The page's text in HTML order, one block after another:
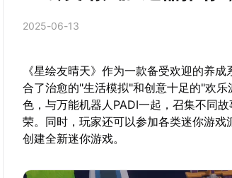
2025-06-13
《星绘友晴天》作为一款备受欢迎的养
合了治愈的"生活模拟"和创意十足的"欢
色，与万能机器人PADI一起，召集不同
荣。同时，玩家还可以参加各类迷你游
创建全新迷你游戏。